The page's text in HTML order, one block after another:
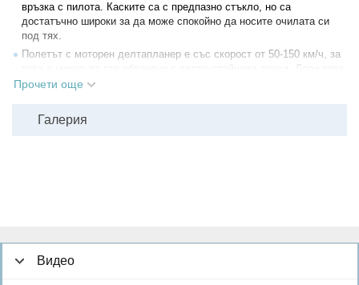
връзка с пилота. Каските са с предпазно стъкло, но са
достатъчно широки за да може спокойно да носите очилата си
под тях.
Полетът с моторен делтапланер е със скорост от 50-150 км/ч, за
това е нужно да сте облечени с ветроустойчиви дрехи. Дори през
топлите летни дни някои хора изпитват студ във въздуха, затова
През зимните и студени дни е препоръчително да сте с по-топли
дрехи. Ръкавиците в тези дни са силно препоръчителни.
Прочети още
Галерия
Видео